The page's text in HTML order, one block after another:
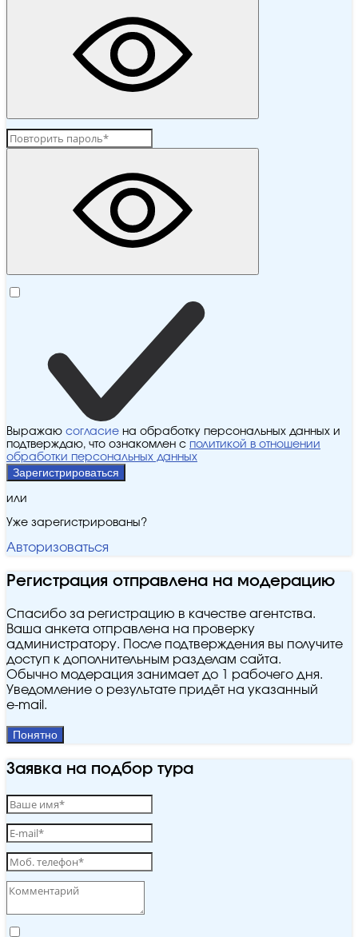
Выражаю согласие на обработку персональных данных и
подтверждаю, что ознакомлен с политикой в отношении
обработки персональных данных
Зарегистрироваться
или
Уже зарегистрированы?
Авторизоваться
Регистрация отправлена на модерацию
Спасибо за регистрацию в качестве агентства.
Ваша анкета отправлена на проверку
администратору. После подтверждения вы получите
доступ к дополнительным разделам сайта.
Обычно модерация занимает до 1 рабочего дня.
Уведомление о результате придёт на указанный
e‑mail.
Понятно
Заявка на подбор тура